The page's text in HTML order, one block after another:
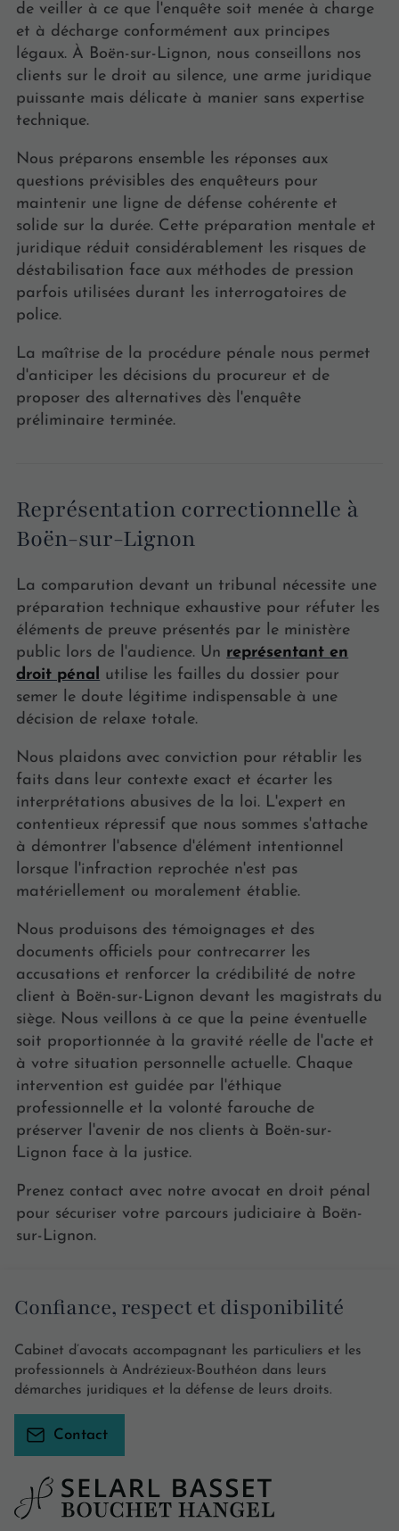
de veiller à ce que l'enquête soit menée à charge
et à décharge conformément aux principes
légaux. À Boën-sur-Lignon, nous conseillons nos
clients sur le droit au silence, une arme juridique
puissante mais délicate à manier sans expertise
technique.
Nous préparons ensemble les réponses aux
questions prévisibles des enquêteurs pour
maintenir une ligne de défense cohérente et
solide sur la durée. Cette préparation mentale et
juridique réduit considérablement les risques de
déstabilisation face aux méthodes de pression
parfois utilisées durant les interrogatoires de
police.
La maîtrise de la procédure pénale nous permet
d'anticiper les décisions du procureur et de
proposer des alternatives dès l'enquête
préliminaire terminée.
Représentation correctionnelle à
Boën-sur-Lignon
La comparution devant un tribunal nécessite une
préparation technique exhaustive pour réfuter les
éléments de preuve présentés par le ministère
public lors de l'audience. Un représentant en
droit pénal
utilise les failles du dossier pour
semer le doute légitime indispensable à une
décision de relaxe totale.
Nous plaidons avec conviction pour rétablir les
faits dans leur contexte exact et écarter les
interprétations abusives de la loi. L'expert en
contentieux répressif que nous sommes s'attache
à démontrer l'absence d'élément intentionnel
lorsque l'infraction reprochée n'est pas
matériellement ou moralement établie.
Nous produisons des témoignages et des
documents officiels pour contrecarrer les
accusations et renforcer la crédibilité de notre
client à Boën-sur-Lignon devant les magistrats du
siège. Nous veillons à ce que la peine éventuelle
soit proportionnée à la gravité réelle de l'acte et
à votre situation personnelle actuelle. Chaque
intervention est guidée par l'éthique
professionnelle et la volonté farouche de
préserver l'avenir de nos clients à Boën-sur-
Lignon face à la justice.
Prenez contact avec notre avocat en droit pénal
pour sécuriser votre parcours judiciaire à Boën-
sur-Lignon.
Confiance, respect et disponibilité
Cabinet d’avocats accompagnant les particuliers et les
professionnels à Andrézieux-Bouthéon dans leurs
démarches juridiques et la défense de leurs droits.
Contact